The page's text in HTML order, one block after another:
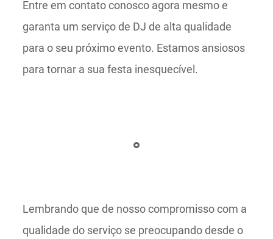
Entre em contato conosco agora mesmo e
garanta um serviço de DJ de alta qualidade
para o seu próximo evento. Estamos ansiosos
para tornar a sua festa inesquecível.
Lembrando que de nosso compromisso com a
qualidade do serviço se preocupando desde o